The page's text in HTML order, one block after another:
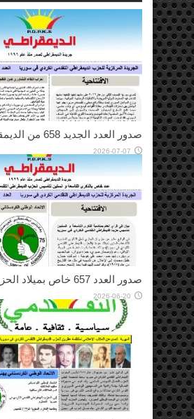
صدور العدد الجديد 658 من الديمقراطي
2026-07-07
صدور العدد 657 خاص بميلاد الحزب
2026-06-20